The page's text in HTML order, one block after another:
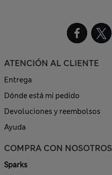
ATENCIÓN AL CLIENTE
Entrega
Dónde está mi pedido
Devoluciones y reembolsos
Ayuda
COMPRA CON NOSOTROS
Sparks